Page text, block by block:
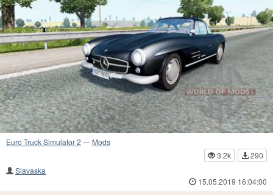
Euro Truck Simulator 2 — Mods
3.2k
290
Slavaska
15.05.2019 16:04:00